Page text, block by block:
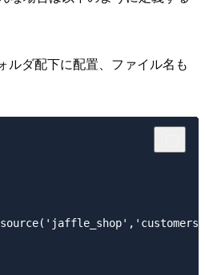
ルダ配下に配置、ファイル名も